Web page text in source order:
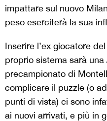
impattare sul nuovo
peso eserciterà la sua
Inserire l’ex giocatore
proprio sistema sarà una
precampionato di
complicare il puzzle (o
punti di vista) ci sono
ai nuovi arrivati, e più in